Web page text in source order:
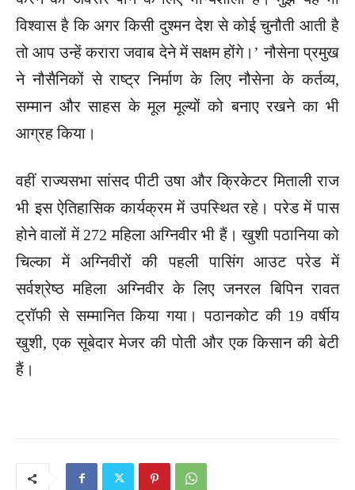
विश्वास है कि अगर किसी दुश्मन देश से कोई चुनौती आती है
तो आप उन्हें करारा जवाब देने में सक्षम होंगे।’ नौसेना प्रमुख
ने नौसैनिकों से राष्ट्र निर्माण के लिए नौसेना के कर्तव्य,
सम्मान और साहस के मूल मूल्यों को बनाए रखने का भी
आग्रह किया।
वहीं राज्यसभा सांसद पीटी उषा और क्रिकेटर मिताली राज
भी इस ऐतिहासिक कार्यक्रम में उपस्थित रहे। परेड में पास
होने वालों में 272 महिला अग्निवीर भी हैं। खुशी पठानिया को
चिल्का में अग्निवीरों की पहली पासिंग आउट परेड में
सर्वश्रेष्ठ महिला अग्निवीर के लिए जनरल बिपिन रावत
ट्रॉफी से सम्मानित किया गया। पठानकोट की 19 वर्षीय
खुशी, एक सूबेदार मेजर की पोती और एक किसान की बेटी
हैं।